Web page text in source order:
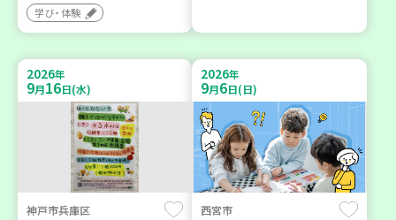
学び・体験
2026年
9月16日(水)
神戸市兵庫区
2026年
9月6日(日)
西宮市